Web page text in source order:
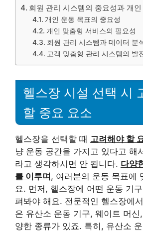
회원 관리 시스템의 중요성과 개
개인 운동 목표의 중요성
개인 맞춤형 서비스의 필요성
회원 관리 시스템과 데이터 분
고객 맞춤형 관리 시스템의 발
헬스장 시설 선택 시
할 중요 요소
헬스장을 선택할 때 고려해야 할
냥 운동 공간을 가지고 있다고 해
라고 생각하시면 안 됩니다. 다양
를 이루며, 여러분의 운동 목표에
요. 먼저, 헬스장에 어떤 운동 기
펴봐야 해요. 전문적인 헬스장에
은 유산소 운동 기구, 웨이트 머
양한 종류가 있죠. 특히, 유산소